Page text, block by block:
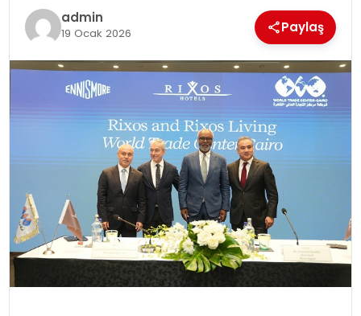
OTOMOBILadmin
19 Ocak 2026 Paylaş